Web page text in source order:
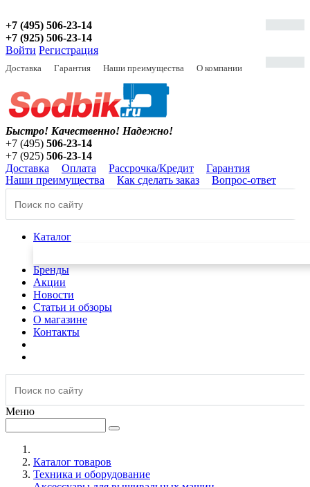
+7 (495) 506-23-14
+7 (925) 506-23-14
Войти Регистрация
Доставка Гарантия Наши преимущества О компании
Быстро! Качественно! Надежно!
+7 (495) 506-23-14
+7 (925) 506-23-14
Доставка
Оплата Рассрочка/Кредит
Гарантия
Наши преимущества
Как сделать заказ Вопрос-ответ
Каталог
Бренды
Акции
Новости
Статьи и обзоры
О магазине
Контакты
Меню
Каталог товаров
Техника и оборудование